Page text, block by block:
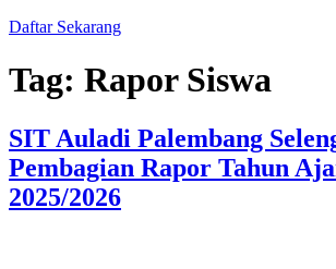
Daftar Sekarang
Tag: Rapor Siswa
SIT Auladi Palembang
Pembagian Rapor Tahun
2025/2026